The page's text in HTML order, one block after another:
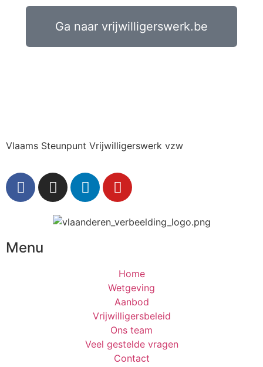
Ga naar vrijwilligerswerk.be
Vlaams Steunpunt Vrijwilligerswerk vzw
Menu
Home
Wetgeving
Aanbod
Vrijwilligersbeleid
Ons team
Veel gestelde vragen
Contact